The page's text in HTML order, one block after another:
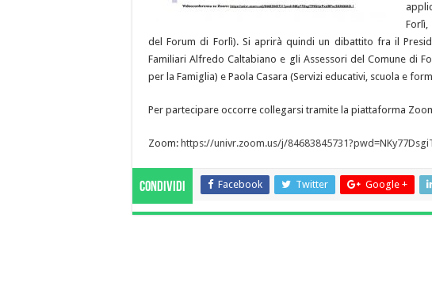
del Forum di Forlì). Si aprirà quindi un dibattito fra il
Familiari Alfredo Caltabiano e gli Assessori del Comune di
per la Famiglia) e Paola Casara (Servizi educativi, scuola e
Per partecipare occorre collegarsi tramite la piattaforma
Zoom: https://univr.zoom.us/j/
Condividi Facebook Twitter Google +